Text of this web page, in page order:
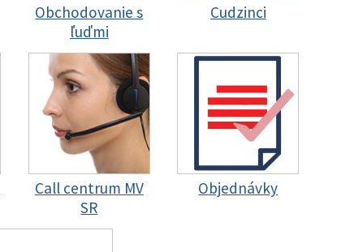
Obchodovanie s
ľuďmi
Cudzinci
Call centrum MV
SR
Objednávky